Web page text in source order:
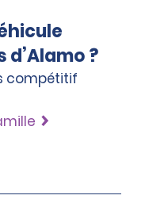
?
compétitif